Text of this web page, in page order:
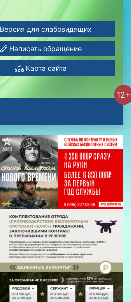
Версия для слабовидящих
Написать обращение
Карта сайта
12+